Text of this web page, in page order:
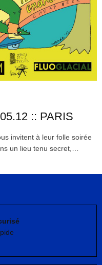
:: PARIS
invitent à leur folle soirée
un lieu tenu secret,…